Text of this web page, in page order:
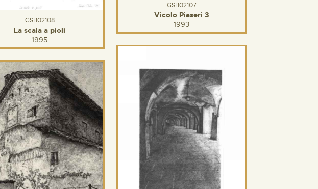
GSB02107
Vicolo Piaseri 3
1993
GSB02108
La scala a pioli
1995